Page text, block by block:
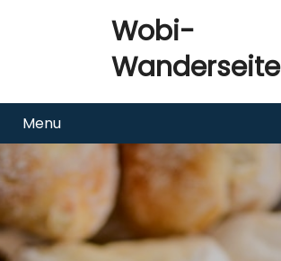
Wobi-
Wanderseite
Menu